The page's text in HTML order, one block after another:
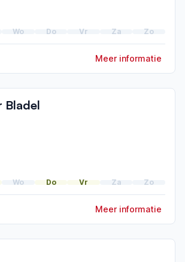
congres 2026
congres 2024
leervermogen bij parkinson
Wo Do Vr Za Zo
Meer informatie
Bladel
Wo Do Vr Za Zo
Meer informatie